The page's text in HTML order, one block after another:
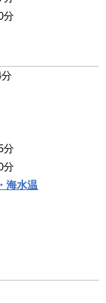
分
分
分
海水温